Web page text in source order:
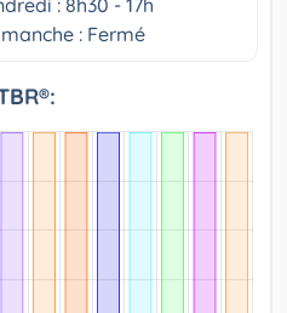
: Fermé